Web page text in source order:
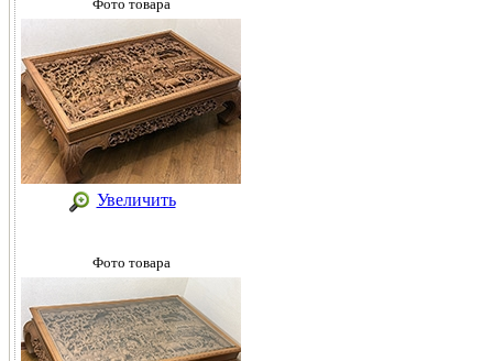
Фото товара
Увеличить
Фото товара